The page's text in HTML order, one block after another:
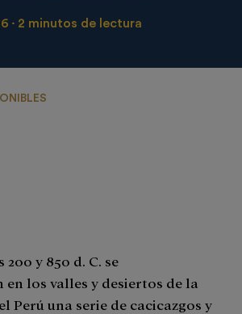
2 minutos de lectura
y 850 d. C. se
los valles y desiertos de la
Perú una serie de cacicazgos y